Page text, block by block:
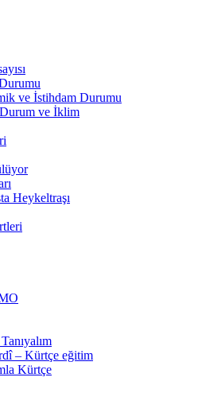
ve İstihdam Durumu
ve İklim
Heykeltraşı
– Kürtçe eğitim
Kürtçe